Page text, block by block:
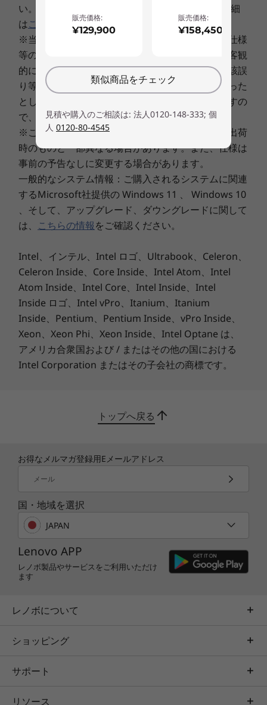
ナローベゼルのディスプレイ
縁がほとんど気にならないナローベゼルのディス
プレイで、没入感のある映像体験を提供します。
21.5型FHDディスプレイは広い視野角で、家族で
の写真や動画の視聴にも最適です。
すっきりと使える
机の上は、スマートフォンやドライブ、その他の
デバイスのケーブルで煩雑になりがちです。この
オールインワンPCはスタンドに組み込まれた便
利なケーブル コレクターで、余った配線をきれ
いにまとめておくことができ、机の上のスペース
をすっきりと使えます。
充実した各種インターフェイス
省スペースのオールインワンPCでも、さまざま
、3-in-1 メディアカードリーダー、HDMI（外部
してマルチタスクも可能です。
IdeaCentre
-USB 2.0
-USB 3.0
-USB 3.0
10-3-in-1メディアカードリーダー
11-コンボジャック
い。 「出荷予定日」と「ご決済日」に関しての詳細
はこちら
※当サイトに記載された製品・サービスの価格、仕様
等の表示に、表示上、作業上その他の理由による客観
的に明白な誤りまたは記述漏れがあった場合、当該誤
り等に基づくお客様のご注文を、弊社受諾後であった
としてもキャンセルさせていただく場合がありますの
で、 予めご了承ください。
※このカタログで使用されている製品の写真は、出荷
時のものと一部異なる場合があります。また、仕様は
事前の予告なしに変更する場合があります。
一般的なシステム情報：ご購入されるシステムに関連
するMicrosoft社提供の Windows 11 、 Windows 10
、そして、アップグレード、ダウングレードに関して
は、 こちらの情報をご確認ください。
Intel、インテル、Intel ロゴ、Ultrabook、Celeron、
Celeron Inside、Core Inside、Intel Atom、Intel
Atom Inside、Intel Core、Intel Inside、Intel
Inside ロゴ、Intel vPro、Itanium、Itanium
Inside、Pentium、Pentium Inside、vPro Inside、
Xeon、Xeon Phi、Xeon Inside、Intel Optane は、
アメリカ合衆国および / またはその他の国における
Intel Corporation またはその子会社の商標です。
トップへ戻る
お得なメルマガ登録用Eメールアドレス
メール
国・地域を選択
JAPAN
Lenovo APP
レノボ製品やサービスをご利用いただけ
ます
レノボについて
ショッピング
サポート
リソース
販売価格:
¥129,900
販売価格:
¥158,450
類似商品をチェック
見積や購入のご相談は: 法人0120-148-333; 個
人 0120-80-4545